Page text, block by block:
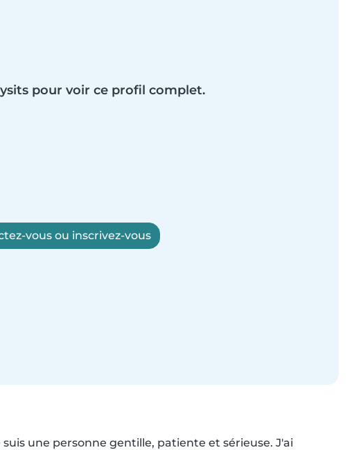
pour voir ce profil complet.
vous ou inscrivez-vous
une personne gentille, patiente et sérieuse. J'ai